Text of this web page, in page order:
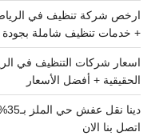
+ خدمات تنظيف شاملة بجودة
الحقيقية + أفضل الأسعار
اتصل بنا الان